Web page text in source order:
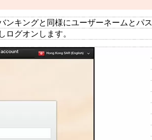
ンキングと同様にユーザーネームとパス
ログオンします。